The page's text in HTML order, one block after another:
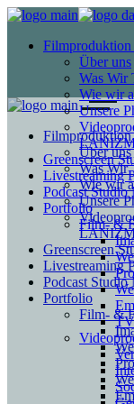
Filmproduktion
Über uns
Was Wir
Wie wir
Unsere
Greenscreen
Livestreaming
Podcast Studio
Portfolio
Film- &
Über uns
Was Wir
Wie wir
Unsere
Greenscreen
Livestreaming
Podcast Studio
Portfolio
Film- &